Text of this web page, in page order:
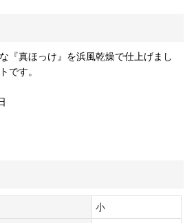
『真ほっけ』を浜風乾燥で仕上げまし
です。
小